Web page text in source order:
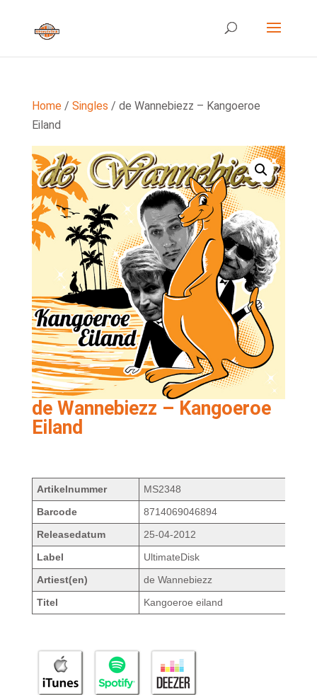
Home/ Singles / de Wannebiezz – Kangoeroe
Eiland
de Wannebiezz – Kangoeroe
Eiland
Artikelnummer
MS2348
Barcode
8714069046894
Releasedatum
25-04-2012
Label
UltimateDisk
Artiest(en)
de Wannebiezz
Titel
Kangoeroe eiland